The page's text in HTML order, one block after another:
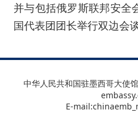
并与包括俄罗斯联邦安全
国代表团团长举行双边会谈
中华人民共和国驻墨西哥大
E-